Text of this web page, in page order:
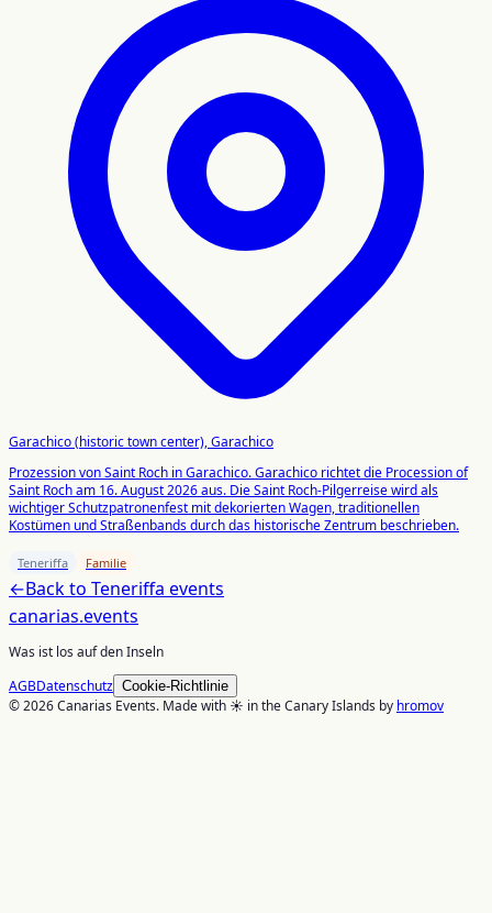
Garachico (historic town center), Garachico
Prozession von Saint Roch in Garachico. Garachico richtet die Procession of
Saint Roch am 16. August 2026 aus. Die Saint Roch-Pilgerreise wird als
wichtiger Schutzpatronenfest mit dekorierten Wagen, traditionellen
Kostümen und Straßenbands durch das historische Zentrum beschrieben.
Teneriffa Familie
←Back to Teneriffa events
canarias.events
Was ist los auf den Inseln
AGBDatenschutz Cookie-Richtlinie
© 2026 Canarias Events. Made with ☀️ in the Canary Islands by hromov